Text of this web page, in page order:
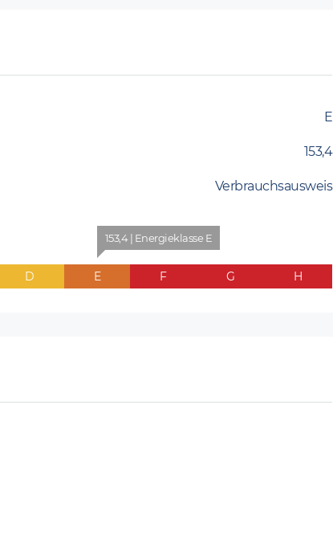
E
153,4
Verbrauchsausweis
D
153,4 | Energieklasse E
E F G H